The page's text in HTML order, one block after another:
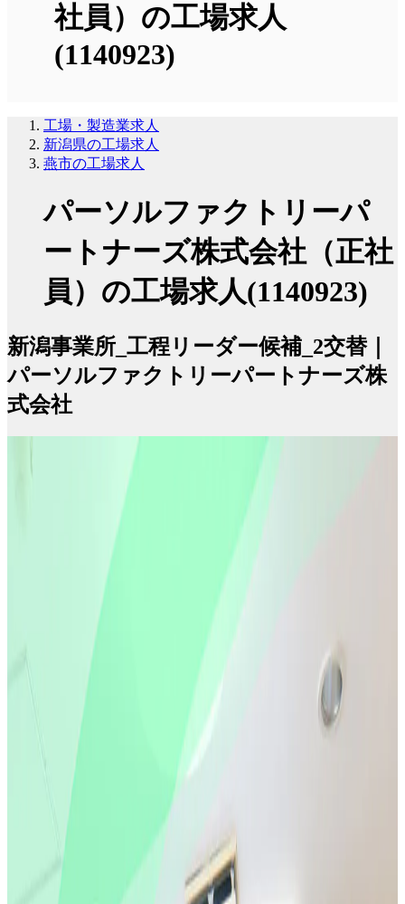
社員）の工場求人
(1140923)
工場・製造業求人
新潟県の工場求人
燕市の工場求人
パーソルファクトリーパ
ートナーズ株式会社（正社
員）の工場求人(1140923)
新潟事業所_工程リーダー候補_2交替｜
パーソルファクトリーパートナーズ株
式会社